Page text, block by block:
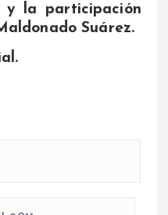
y la participación
Suárez.